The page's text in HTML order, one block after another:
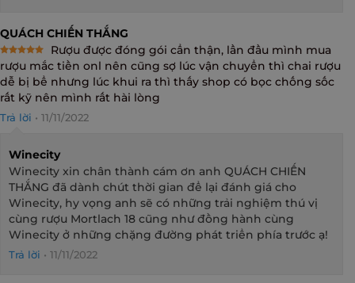
QUÁCH CHIẾN THẮNG
Rated5
out of 5
Rượu được đóng gói cẩn thận, lần đầu mình mua
rượu mắc tiền onl nên cũng sợ lúc vận chuyển thì chai rượu
dễ bị bể nhưng lúc khui ra thì thấy shop có bọc chống sốc
rất kỹ nên mình rất hài lòng
Trả lời • 11/11/2022
Winecity
Winecity xin chân thành cám ơn anh QUÁCH CHIẾN
THẮNG đã dành chút thời gian để lại đánh giá cho
Winecity, hy vọng anh sẽ có những trải nghiệm thú vị
cùng rượu Mortlach 18 cũng như đồng hành cùng
Winecity ở những chặng đường phát triển phía trước ạ!
Trả lời • 11/11/2022